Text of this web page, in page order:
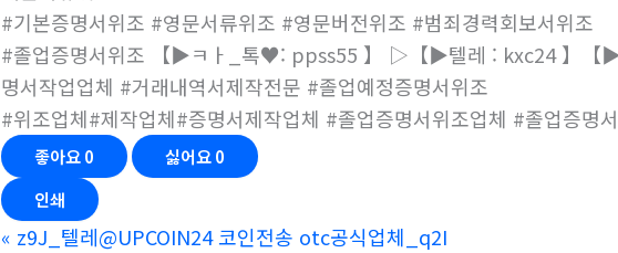
#기본증명서위조 #영문서류위조 #영문버전위조 #범죄경력회보서위조
#졸업증명서위조 【▶ㅋㅏ_톡♥: ppss55 】 ▷【▶텔레 : kxc24 】【▶
명서작업업체 #거래내역서제작전문 #졸업예정증명서위조
#위조업체#제작업체#증명서제작업체 #졸업증명서위조업체 #졸업증명
좋아요0 싫어요0
인쇄
« z9J_텔레@UPCOIN24 코인전송 otc공식업체_q2I